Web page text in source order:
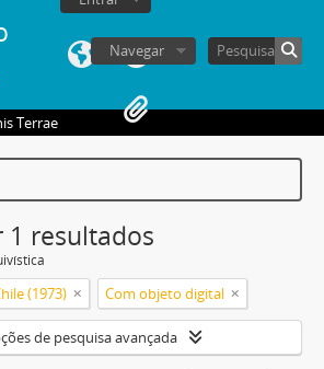
Navegar
Terrae
1 resultados
(1973) Com objeto digital
de pesquisa avançada